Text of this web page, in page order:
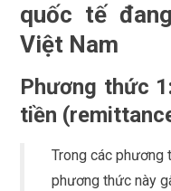
quốc tế
Việt Nam
Phương thức
tiền
Trong các phương
phương thức này